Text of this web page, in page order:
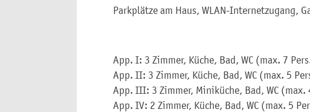
Parkplätze am Haus, WLAN-Internetzugang,
App. I: 3 Zimmer, Küche, Bad, WC (max. 7
App. II: 3 Zimmer, Küche, Bad, WC (max. 5
App. III: 3 Zimmer, Miniküche, Bad, WC
App. IV: 2 Zimmer, Küche, Bad, WC (max. 5